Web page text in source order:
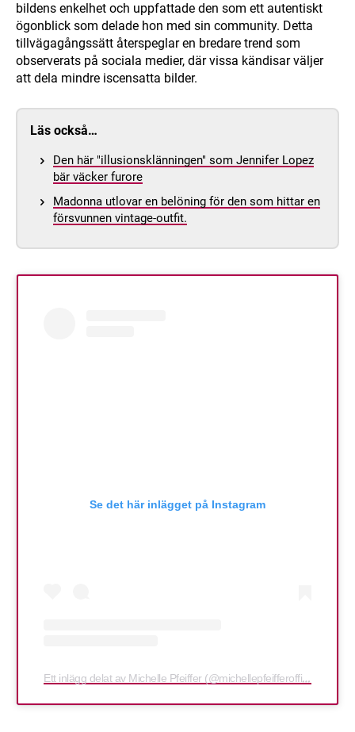
bildens enkelhet och uppfattade den som ett autentiskt
ögonblick som delade hon med sin community. Detta
tillvägagångssätt återspeglar en bredare trend som
observerats på sociala medier, där vissa kändisar väljer
att dela mindre iscensatta bilder.
Läs också…
Den här "illusionsklänningen" som Jennifer Lopez
bär väcker furore
Madonna utlovar en belöning för den som hittar en
försvunnen vintage-outfit.
Se det här inlägget på Instagram
Ett inlägg delat av Michelle Pfeiffer (@michellepfeifferofficial)